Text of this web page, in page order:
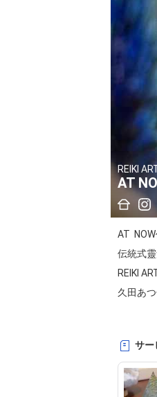
REIKI
AT
AT
伝統式
REIKI
久田あ
AT
・REIKI
サー